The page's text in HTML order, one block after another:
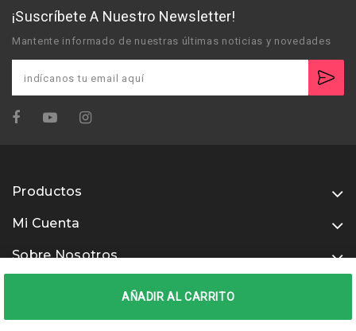
AÑADIR AL CARRITO
¡Suscríbete A Nuestro Newsletter!
Mantente informado de nuestras últimas noticias y novedades
Productos
Mi Cuenta
Sobre Nosotros
Usamos métodos de pago seguros